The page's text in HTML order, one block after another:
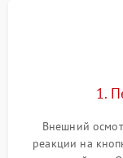
Перегрев из‑за
неисправности
1.
Внешний
реакции на